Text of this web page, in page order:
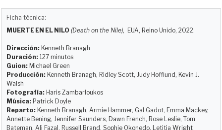
u
s
k
y
o
d
o
n
b
o
o
k
i
t
l
a
r
Ficha técnica:
MUERTE EN EL NILO (Death on the Nile), EUA, Reino Unido, 2022.
Dirección: Kenneth Branagh
Duración: 127 minutos
Guion: Michael Green
Producción: Kenneth Branagh, Ridley Scott, Judy Hofflund, Kevin J.
Walsh
Fotografía: Haris Zambarloukos
Música: Patrick Doyle
Reparto: Kenneth Branagh, Armie Hammer, Gal Gadot, Emma Mackey,
Annette Bening, Jennifer Saunders, Dawn French, Rose Leslie, Tom
Bateman, Ali Fazal, Russell Brand, Sophie Okonedo, Letitia Wright